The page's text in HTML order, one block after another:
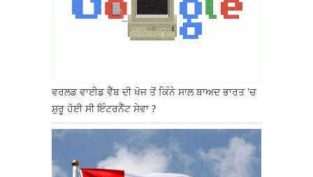
ਵਰਲਡ ਵਾਈਡ ਵੈੱਬ ਦੀ ਖੋਜ ਤੋਂ ਕਿੰਨੇ ਸਾਲ ਬਾਅਦ ਭਾਰਤ 'ਚ
ਸ਼ੁਰੂ ਹੋਈ ਸੀ ਇੰਟਰਨੈੱਟ ਸੇਵਾ ?